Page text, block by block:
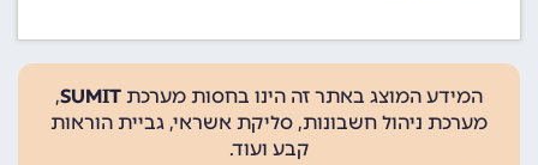
המידע המוצג באתר זה הינו בחסות מערכת SUMIT
,
מערכת ניהול חשבונות, סליקת אשראי, גביית הוראות
קבע ועוד.